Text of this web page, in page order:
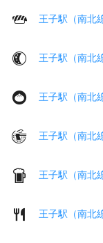
王子駅（南北
王子駅（南北
王子駅（南北
王子駅（南北
王子駅（南北
王子駅（南北